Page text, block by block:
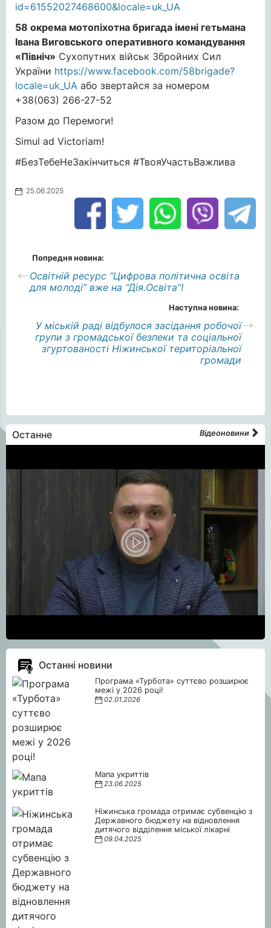
id=61552027468600&locale=uk_UA
58 окрема мотопіхотна бригада імені гетьмана
Івана Виговського оперативного командування
«Північ» Сухопутних військ Збройних Сил
України https://www.facebook.com/58brigade?
locale=uk_UA або звертайся за номером
+38(063) 266-27-52
Разом до Перемоги!
Simul ad Victoriam!
#БезТебеНеЗакінчиться #ТвояУчастьВажлива
25.06.2025
Попредня новина:
Освітній ресурс “Цифрова політична освіта
для молоді” вже на “Дія.Освіта”!
Наступна новина:
У міській раді відбулося засідання робочої
групи з громадської безпеки та соціальної
згуртованості Ніжинської територіальної
громади
Останне Відеоновини
Останні новини
Програма «Турбота» суттєво розширює
межі у 2026 році!
02.01.2026
Мапа укриттів
23.06.2025
Ніжинська громада отримає субвенцію з
Державного бюджету на відновлення
дитячого відділення міської лікарні
09.04.2025